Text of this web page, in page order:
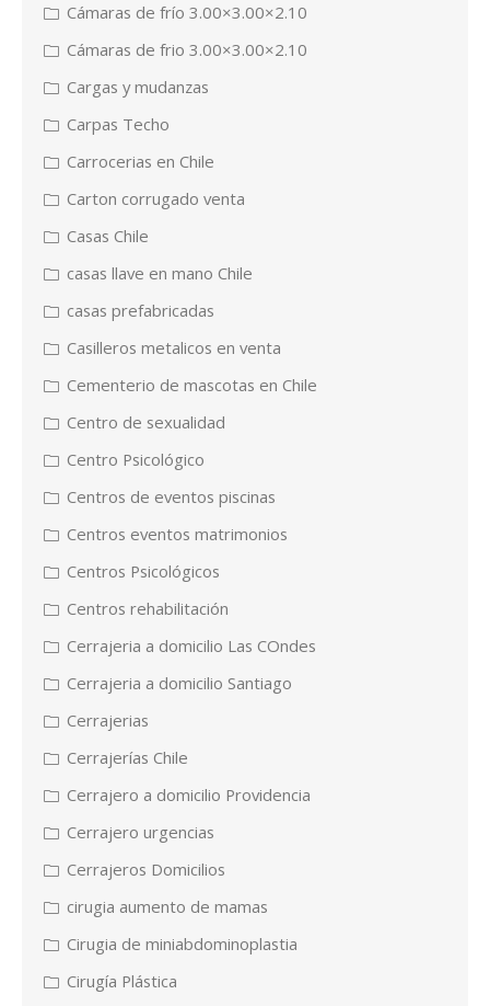
Cámaras de frío 3.00×3.00×2.10
Cámaras de frio 3.00×3.00×2.10
Cargas y mudanzas
Carpas Techo
Carrocerias en Chile
Carton corrugado venta
Casas Chile
casas llave en mano Chile
casas prefabricadas
Casilleros metalicos en venta
Cementerio de mascotas en Chile
Centro de sexualidad
Centro Psicológico
Centros de eventos piscinas
Centros eventos matrimonios
Centros Psicológicos
Centros rehabilitación
Cerrajeria a domicilio Las COndes
Cerrajeria a domicilio Santiago
Cerrajerias
Cerrajerías Chile
Cerrajero a domicilio Providencia
Cerrajero urgencias
Cerrajeros Domicilios
cirugia aumento de mamas
Cirugia de miniabdominoplastia
Cirugía Plástica